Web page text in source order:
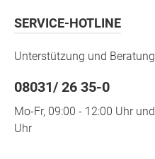
SERVICE-HOTLINE
Unterstützung und
08031/ 26 35-0
Mo-Fr, 09:00 - 12:00 Uhr
Uhr